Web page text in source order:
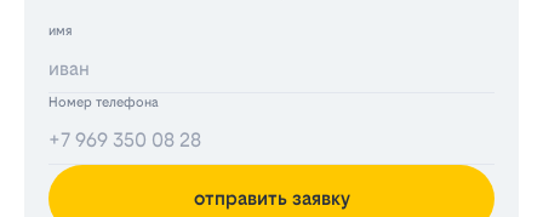
имя
Номер телефона
отправить заявку